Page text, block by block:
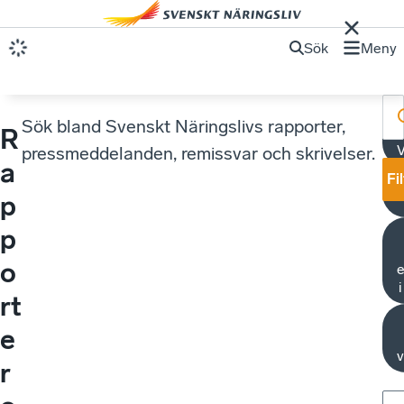
Sök Meny
R
a
p
p
o
rt
e
r
Sök bland Svenskt Näringslivs rapporter,
pressmeddelanden, remissvar och skrivelser.